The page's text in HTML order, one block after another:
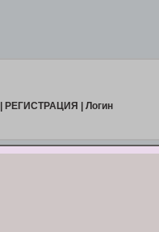
РЕГИСТРАЦИЯ Логин